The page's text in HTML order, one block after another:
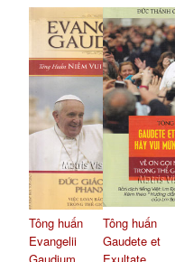
Tông huấn
Evangelii
Tông huấn
Gaudete et